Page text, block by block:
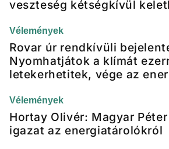
veszteség kétségkívül
Vélemények
Rovar úr rendkívüli
Nyomhatjátok a klímát
letekerhetitek, vége az
Vélemények
Hortay Olivér: Magyar
igazat az energiatárolókról